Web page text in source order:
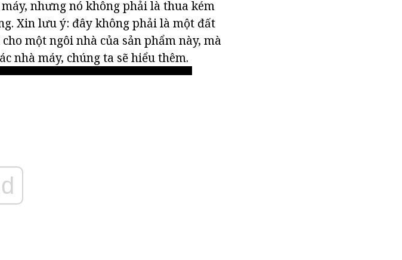
nhưng nó không phải là thua kém
Xin lưu ý: đây không phải là một đất
một ngôi nhà của sản phẩm này, mà
nhà máy, chúng ta sẽ hiểu thêm.